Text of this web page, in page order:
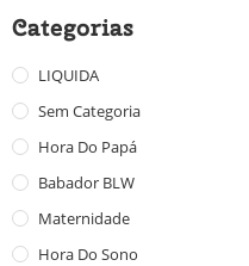
Categorias
LIQUIDA
Sem Categoria
Hora Do Papá
Babador BLW
Maternidade
Hora Do Sono